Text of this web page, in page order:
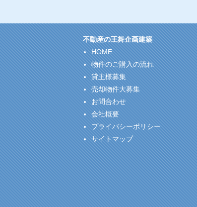
不動産の王舞企画建築
HOME
物件のご購入の流れ
貸主様募集
売却物件大募集
お問合わせ
会社概要
プライバシーポリシー
サイトマップ